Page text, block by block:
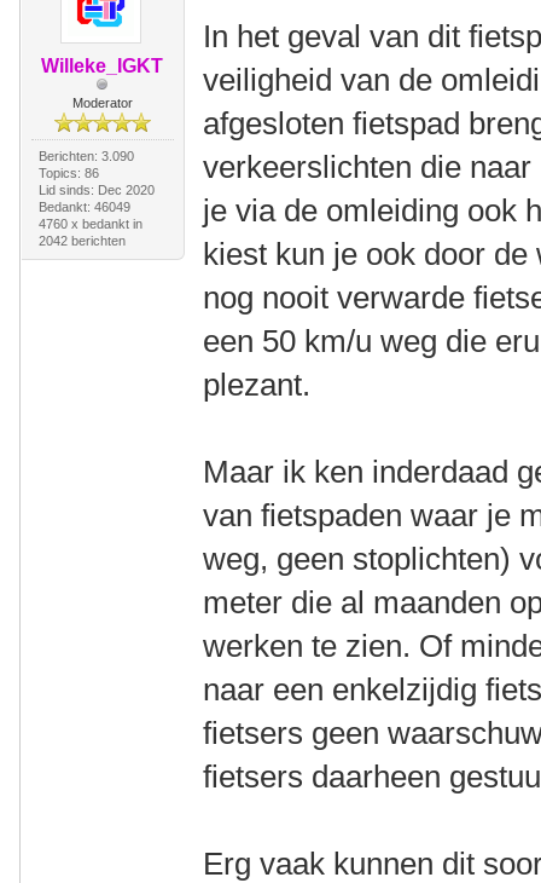
Willeke_IGKT
Moderator
Berichten: 3.090
Topics: 86
Lid sinds: Dec 2020
Bedankt: 46049
4760 x bedankt in
2042 berichten
In het geval van dit
veiligheid van de
afgesloten fietspad
verkeerslichten die
je via de omleiding ook
kiest kun je ook door
nog nooit verwarde
een 50 km/u weg die
plezant.
Maar ik ken inderdaad
van fietspaden waar je
weg, geen stoplichten)
meter die al maanden
werken te zien. Of
naar een enkelzijdig
fietsers geen
fietsers daarheen
Erg vaak kunnen dit